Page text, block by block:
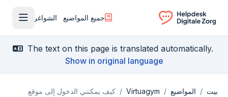
Ga naar de homepagina
جميع المواضيع الشواغر
فتح
The text on this page is translated automatically.
Show in original language
بيت / المواضيع /
Virtuagym
/ كيف يمكنني الدخول إلى موقع